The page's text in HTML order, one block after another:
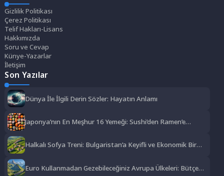
Gizlilik Politikası
Çerez Politikası
Telif Hakları-Lisans
Hakkımızda
Soru ve Cevap
Künye-Yazarlar
İletişim
Son Yazılar
Dünya İle İlgili Derin Sözler: Hayatın Anlamı
Japonya’nın En Meşhur 16 Yemeği: Sushi’den Ramen’e
Halkalı Sofya Treni: Bulgaristan’a Keyifli ve Ekonomik Bir
Euro Kullanmadan Gezebileceğiniz Avrupa Ülkeleri: Bütçe